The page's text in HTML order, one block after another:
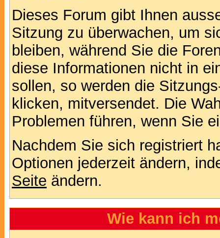
Dieses Forum gibt Ihnen
Sitzung zu überwachen, um
bleiben, während Sie die
diese Informationen nicht in
sollen, so werden die
klicken, mitversendet. Die
Problemen führen, wenn Sie
Nachdem Sie sich registriert
Optionen jederzeit ändern,
Seite ändern.
Wie kann ich